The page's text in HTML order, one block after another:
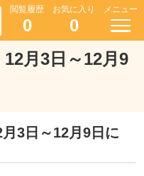
閲覧履歴
0
お気に入り
0
メニュー
月3日～12月9
3日～12月9日に